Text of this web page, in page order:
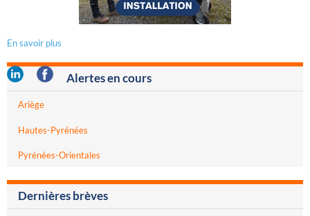
En savoir plus
Alertes en cours
Ariège
Hautes-Pyrénées
Pyrénées-Orientales
Dernières brèves